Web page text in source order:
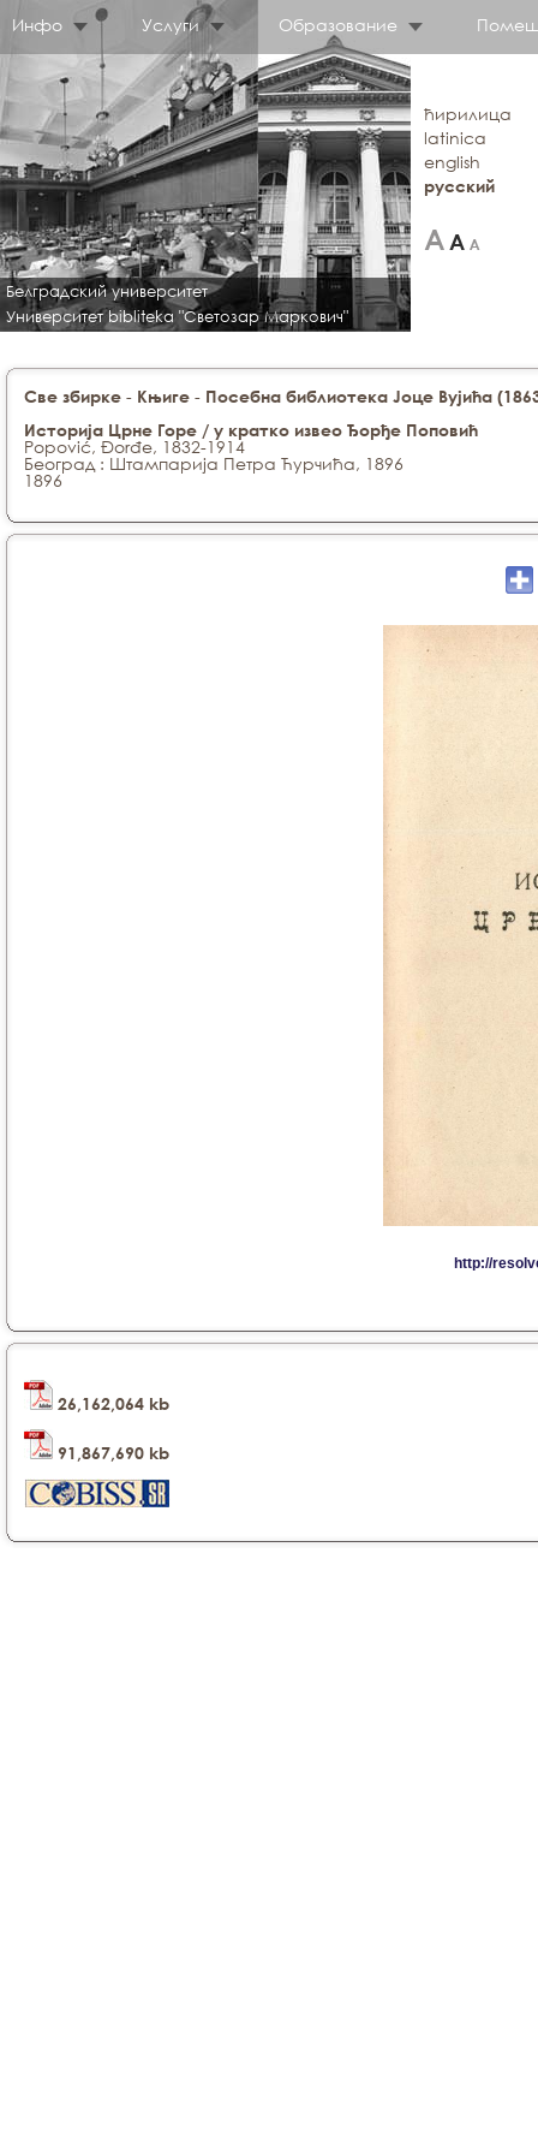
Инфо Услуги Образование
Белградский университет
Университет bibliteka "Светозар Маркович"
ћирилица
latinica
english
русский
Све збирке - Књиге - Посебна библиотека Јоце Вујића
Историја Црне Горе / у кратко извео Ђорђе Поповић
Popović, Đorđe, 1832-1914
Београд : Штампарија Петра Ћурчића, 1896
1896
26,162,064 kb
91,867,690 kb